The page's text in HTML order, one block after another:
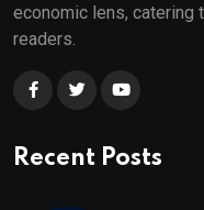
economic lens,
readers.
Recent Posts